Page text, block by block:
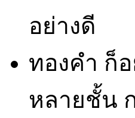
อย่างดี
ทองคำ ก็
หลายชั้น